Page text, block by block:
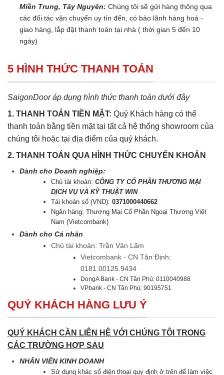
Miền Trung, Tây Nguyên: Chúng tôi sẽ gửi hàng thông qua
các đối tác vận chuyển uy tín đến, có bảo lãnh hàng hoá -
giao hàng, lắp đặt thanh toán tại nhà ( thời gian 5 đến 10
ngày)
5 HÌNH THỨC THANH TOÁN
SaigonDoor áp dụng hình thức thanh toán dưới đây
1. THANH TOÁN TIỀN MẶT: Quý Khách hàng có thể
thanh toán bằng tiền mặt tại tất cả hệ thống showroom của
chúng tôi hoặc tại địa điểm của quý khách.
2. THANH TOÁN QUA HÌNH THỨC CHUYỂN KHOẢN
Dành cho Doanh nghiệp:
Chủ tài khoản:CÔNG TY CỔ PHẦN THƯƠNG MẠI
DỊCH VỤ VÀ KỸ THUẬT WIN
Tài khoản số (VND):0371000440662
Ngân hàng: Thương Mại Cổ Phần Ngoại Thương Việt
Nam (Vietcombank)
Dành cho Cá nhân
Chủ tài khoản: Trần Văn Lãm
Vietcombank - CN Tân Định:
0181.00125.9434
DongA Bank - CN Tân Phú: 0110040988
VPbank - CN Tân Phú: 90195751
QUÝ KHÁCH HÀNG LƯU Ý
QUÝ KHÁCH CẦN LIÊN HỆ VỚI CHÚNG TÔI TRONG
CÁC TRƯỜNG HỢP SAU
NHÂN VIÊN KINH DOANH
Sử dụng khác số điện thoại quy định ở trên để làm việc